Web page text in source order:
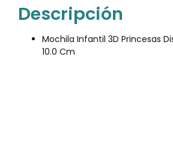
Descripción
Mochila Infantil 3D Princesas
10.0 Cm